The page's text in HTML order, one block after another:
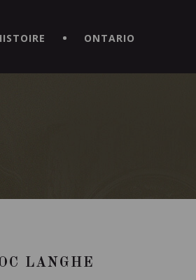
ONTARIO
LANGHE